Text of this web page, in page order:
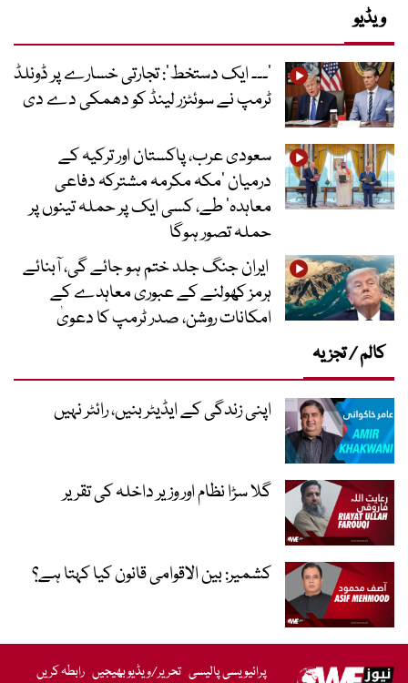
ویڈیو
’۔۔۔ ایک دستخط‘: تجارتی خسارے پر ڈونلڈ
ٹرمپ نے سوئٹزر لینڈ کو دھمکی دے دی
سعودی عرب، پاکستان اور ترکیہ کے
درمیان ’مکہ مکرمہ مشترکہ دفاعی
معاہدہ‘ طے، کسی ایک پر حملہ تینوں پر
حملہ تصور ہوگا
ایران جنگ جلد ختم ہو جائے گی، آبنائے
ہرمز کھولنے کے عبوری معاہدے کے
امکانات روشن، صدر ٹرمپ کا دعویٰ
کالم / تجزیہ
اپنی زندگی کے ایڈیٹر بنیں، رائٹر نہیں
گلا سڑا نظام اور وزیر داخلہ کی تقریر
کشمیر: بین الاقوامی قانون کیا کہتا ہے؟
پرائیویسی پالیسی تحریر/ویڈیو بھیجیں رابطہ کریں